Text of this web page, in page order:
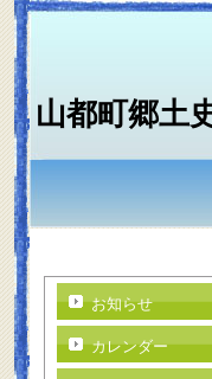
山都町郷土
お知らせ
カレンダー